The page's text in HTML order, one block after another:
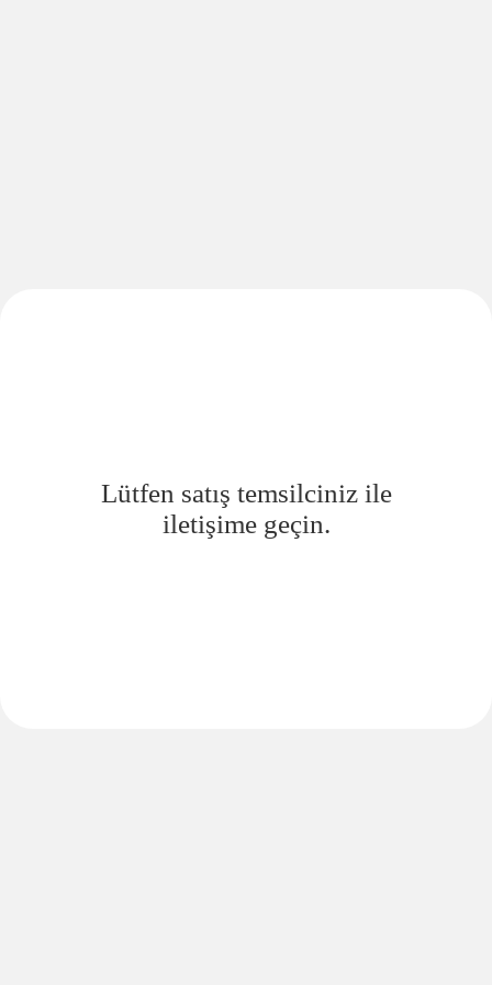
Lütfen satış temsilciniz ile
iletişime geçin.